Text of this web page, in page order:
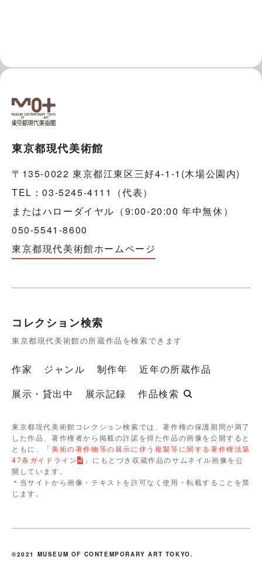
東京都現代美術館
〒135-0022 東京都江東区三好4-1-1(木場公園内)
TEL：03-5245-4111（代表）
またはハローダイヤル（9:00-20:00 年中無休）
050-5541-8600
東京都現代美術館ホームページ
コレクション検索
東京都現代美術館の所蔵作品を検索できます
作家 ジャンル 制作年
近年の所蔵作品
展示・貸出中
展示記録 作品検索
東京都現代美術館コレクション検索では、著作権の保護期間が満了
した作品、著作権者から掲載の許諾を得た作品の画像を公開すると
ともに、「美術の著作物等の展示に伴う複製等に関する著作権法第
47条ガイドライン
」にもとづき収蔵作品のサムネイル画像を公
開しています。
＊当サイトから画像・テキストを許可なく使用・転載することを禁
じます。
©2021 MUSEUM OF CONTEMPORARY ART TOKYO.